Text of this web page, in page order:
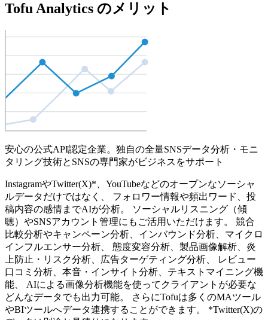
Tofu Analytics のメリット
安心の公式API認定企業。独自の全量SNSデータ分析・モニ
タリング技術とSNSの専門家がビジネスをサポート
InstagramやTwitter(X)*、YouTubeなどのオープンなソーシャ
ルデータだけではなく、 フォロワー情報や頻出ワード、投
稿内容の感情までAIが分析。 ソーシャルリスニング（傾
聴）やSNSアカウント管理にもご活用いただけます。 競合
比較分析やキャンペーン分析、インバウンド分析、マイクロ
インフルエンサー分析、 態度変容分析、製品画像解析、炎
上防止・リスク分析、広告ターゲティング分析、 レビュー
口コミ分析、本音・インサイト分析、テキストマイニング機
能、 AIによる画像分析機能を使ってクライアントが必要な
どんなデータでも出力可能。 さらにTofuは多くのMAツール
やBIツールへデータ連携することができます。 *Twitter(X)の